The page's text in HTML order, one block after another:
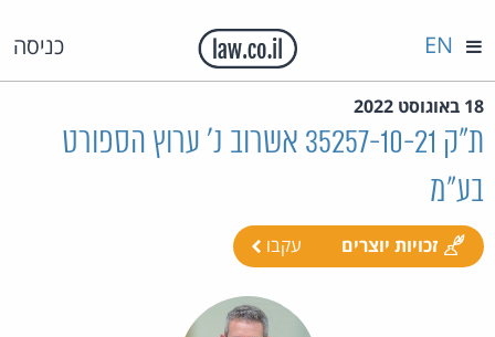
כניסה EN
18 באוגוסט 2022
ת"ק 35257-10-21 אשרוב נ' ערוץ הספורט
בע"מ
זכויות יוצרים עקבו